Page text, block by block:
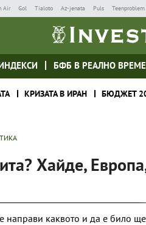
Air Gol Tialoto Az-jenata Puls Teenproblem
БФБ В РЕАЛНО ВРЕМЕ
КРИЗАТА В ИРАН БЮДЖЕТ
Хайде,
направи каквото и да е било